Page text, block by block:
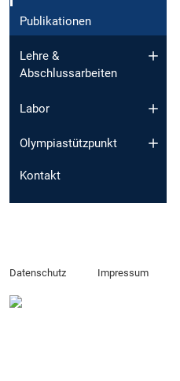
Publikationen
Lehre &
Abschlussarbeiten
Labor
Olympiastützpunkt
Kontakt
Datenschutz Impressum